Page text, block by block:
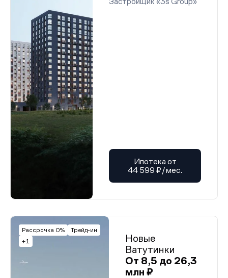
Ипотека от
44 599 ₽/мес.
Рассрочка 0%
Трейд-ин
+1
Новые
Ватутинки
От 8,5 до 26,3
млн ₽